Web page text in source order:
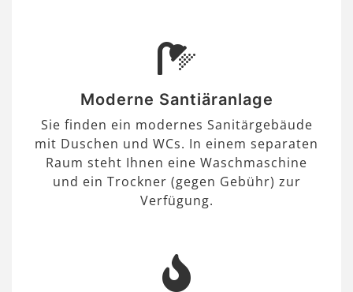
Moderne Santiäranlage
Sie finden ein modernes Sanitärgebäude
mit Duschen und WCs. In einem separaten
Raum steht Ihnen eine Waschmaschine
und ein Trockner (gegen Gebühr) zur
Verfügung.